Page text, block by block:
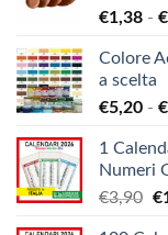
€1,38 - €
Colore
a scelta
€5,20 - €
1
Numeri
€3,90 Il
€